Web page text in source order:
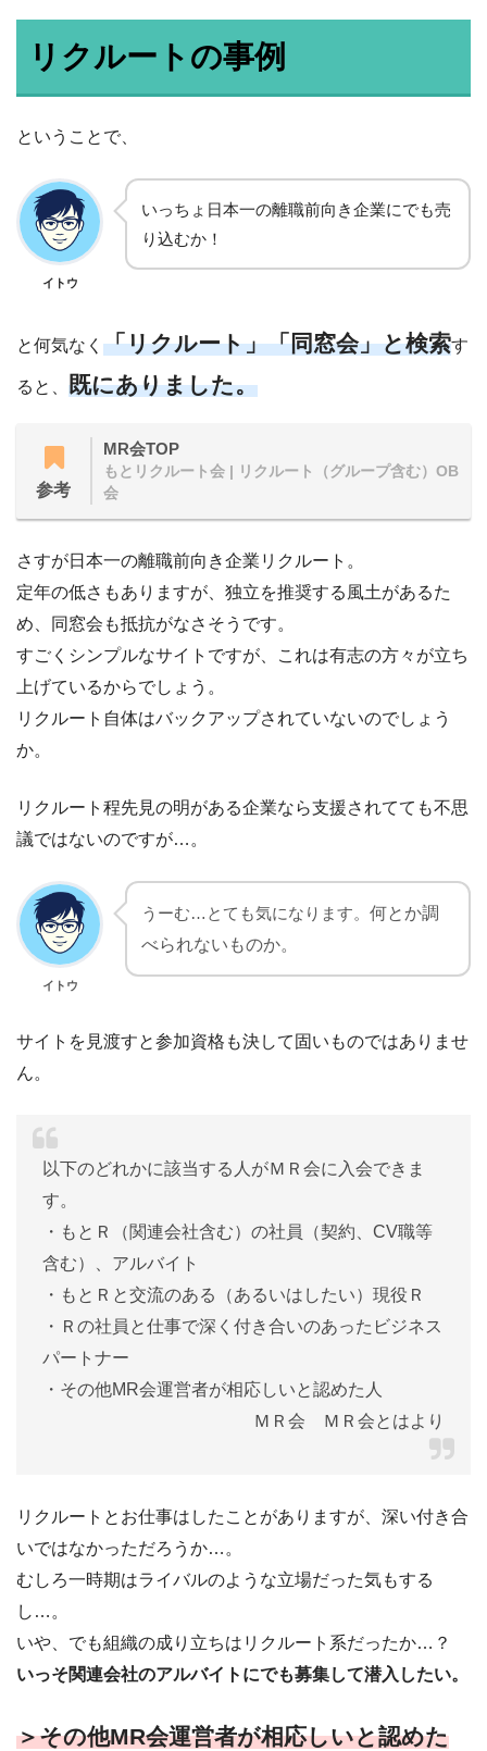
リクルートの事例
ということで、
イトウ
いっちょ日本一の離職前向き企業にでも売
り込むか！
と何気なく 「リクルート」「同窓会」と検索す
ると、 既にありました。
参考
MR会TOP
もとリクルート会 | リクルート（グループ含む）OB
会
さすが日本一の離職前向き企業リクルート。
定年の低さもありますが、独立を推奨する風土があるた
め、同窓会も抵抗がなさそうです。
すごくシンプルなサイトですが、これは有志の方々が立ち
上げているからでしょう。
リクルート自体はバックアップされていないのでしょう
か。
リクルート程先見の明がある企業なら支援されてても不思
議ではないのですが…。
イトウ
うーむ…とても気になります。 何とか調
べられないものか。
サイトを見渡すと参加資格も決して固いものではありませ
ん。
以下のどれかに該当する人がＭＲ会に入会できま
す。
・もとＲ（関連会社含む）の社員（契約、CV職等
含む）、アルバイト
・もとＲと交流のある（あるいはしたい）現役Ｒ
・Ｒの社員と仕事で深く付き合いのあったビジネス
パートナー
・その他MR会運営者が相応しいと認めた人
ＭＲ会 ＭＲ会とはより
リクルートとお仕事はしたことがありますが、深い付き合
いではなかっただろうか…。
むしろ一時期はライバルのような立場だった気もする
し…。
いや、でも組織の成り立ちはリクルート系だったか…？
いっそ関連会社のアルバイトにでも募集して潜入したい。
＞その他MR会運営者が相応しいと認めた